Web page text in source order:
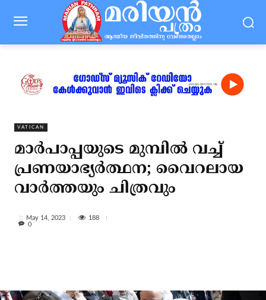
VATICAN
മാര്‍പാപ്പയുടെ മുമ്പില്‍ വച്ച്
പ്രണയാഭ്യര്‍ത്ഥന; വൈറലായ
വാര്‍ത്തയും ചിത്രവും
May 14, 2023
188
0